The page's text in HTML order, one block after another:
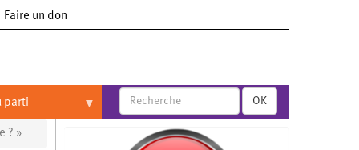
Faire un don
parti OK
? »